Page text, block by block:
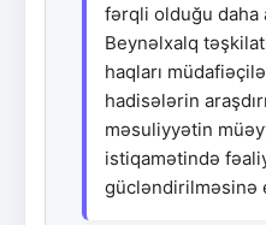
fərqli olduğu daha
Beynəlxalq
haqları
hadisələrin
məsuliyyətin
istiqamətində
gücləndirilməsinə